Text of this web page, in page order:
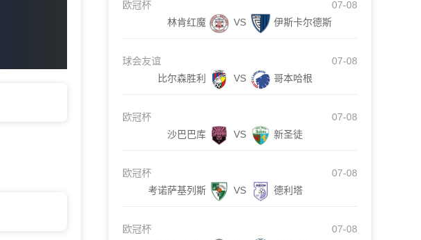
欧冠杯
07-08
林肯红魔
VS 伊斯卡尔德斯
球会友谊
07-08
比尔森胜利
VS 哥本哈根
欧冠杯
07-08
沙巴巴库
VS 新圣徒
欧冠杯
07-08
考诺萨基列斯
VS 德利塔
欧冠杯
07-08